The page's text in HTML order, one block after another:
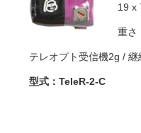
19 x
重さ
テレオプト受信機2g / 継
型式：TeleR-2-C